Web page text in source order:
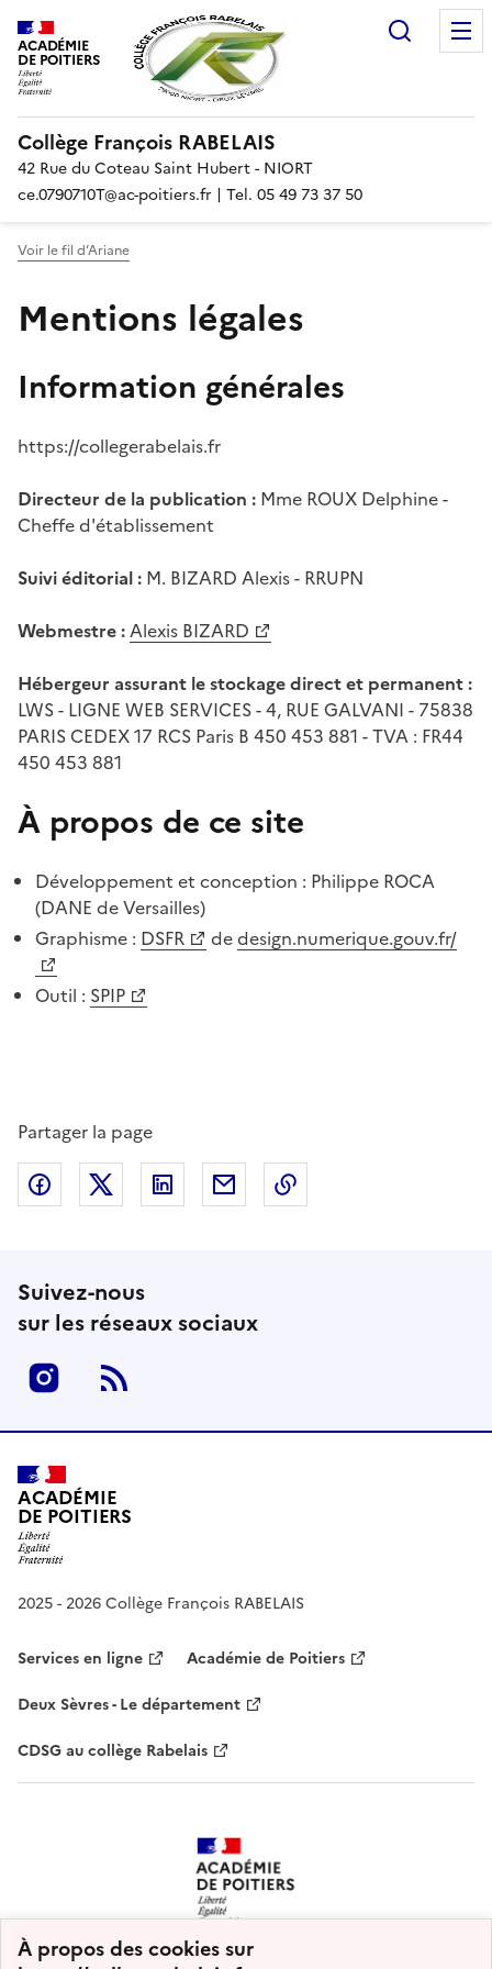
À propos des cookies sur
ACADÉMIE
DE POITIERS
Collège François RABELAIS
42 Rue du Coteau Saint Hubert - NIORT
ce.0790710T@ac-poitiers.fr | Tel. 05 49 73 37 50
Voir le fil d’Ariane
Mentions légales
Information générales
https://collegerabelais.fr
Directeur de la publication : Mme ROUX Delphine -
Cheffe d'établissement
Suivi éditorial : M. BIZARD Alexis - RRUPN
Webmestre :Alexis BIZARD
Hébergeur assurant le stockage direct et permanent :
LWS - LIGNE WEB SERVICES - 4, RUE GALVANI - 75838
PARIS CEDEX 17 RCS Paris B 450 453 881 - TVA : FR44
450 453 881
À propos de ce site
Développement et conception : Philippe ROCA
(DANE de Versailles)
Graphisme : DSFR dedesign.numerique.gouv.fr/
Outil : SPIP
Partager la page
Partager sur Facebook
Partager sur Twitter
Partager sur LinkedIn
Partager par email
Suivez-nous
sur les réseaux sociaux
Instagram
ACADÉMIE
DE POITIERS
2025 - 2026 Collège François RABELAIS
Services en ligne
Académie de Poitiers
Deux Sèvres - Le département
CDSG au collège Rabelais